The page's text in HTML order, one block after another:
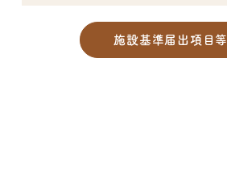
施設基準届出項目等